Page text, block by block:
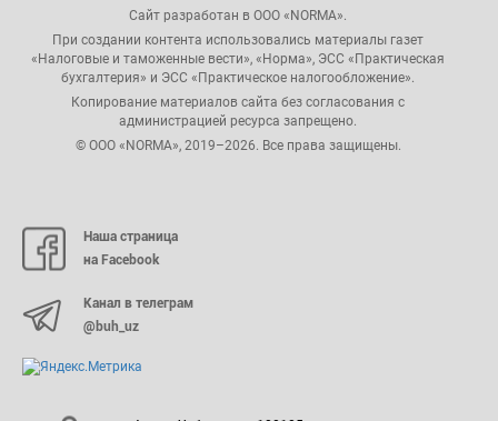
Сайт разработан в ООО «NORMA».
При создании контента использовались материалы газет
«Налоговые и таможенные вести», «Норма», ЭСС «Практическая
бухгалтерия» и ЭСС «Практическое налогообложение».
Копирование материалов сайта без согласования с
администрацией ресурса запрещено.
© ООО «NORMA», 2019–2026. Все права защищены.
Наша страница
на Facebook
Канал в телеграм
@buh_uz